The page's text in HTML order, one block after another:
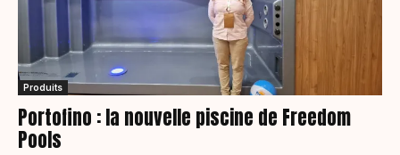
Produits
Portofino : la nouvelle piscine de Freedom
Pools